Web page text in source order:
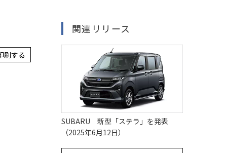
刷する
関連リリース
SUBARU 新型「ステラ」を発表
（2025年6月12日）